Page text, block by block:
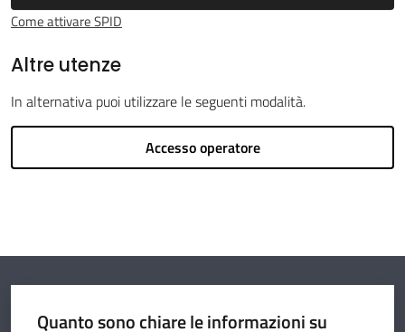
Amministrazione
Circondario
Come attivare SPID
Altre utenze
In alternativa puoi utilizzare le seguenti modalità.
Accesso operatore
Quanto sono chiare le informazioni su